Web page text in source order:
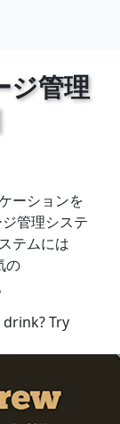
ジ管理
ーションを
管理システ
テムには
の
Try